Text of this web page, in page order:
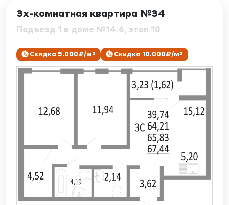
3х-комнатная квартира №34
Подъезд 1 в доме №14.6, этап 10
Скидка 5.000₽/м² Скидка 10.000₽/м²